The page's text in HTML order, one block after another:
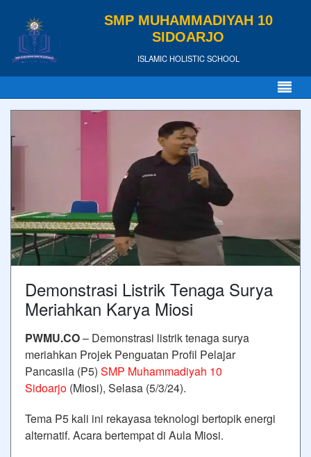
SMP MUHAMMADIYAH 10
SIDOARJO
ISLAMIC HOLISTIC SCHOOL
Demonstrasi Listrik Tenaga Surya
Meriahkan Karya Miosi
PWMU.CO– Demonstrasi listrik tenaga surya
meriahkan Projek Penguatan Profil Pelajar
Pancasila (P5) SMP Muhammadiyah 10
Sidoarjo (Miosi), Selasa (5/3/24).
Tema P5 kali ini rekayasa teknologi bertopik energi
alternatif. Acara bertempat di Aula Miosi.